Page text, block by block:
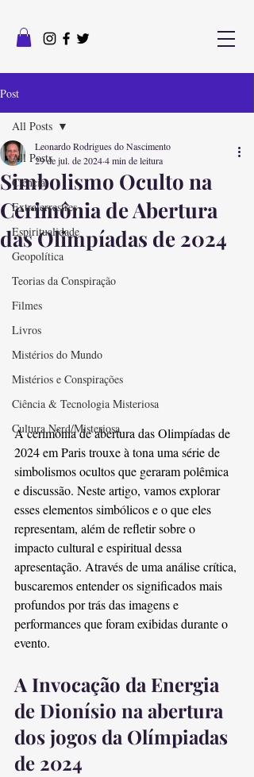
Post
All Posts
Ciência
Extraterrestres
Espiritualidade
Geopolítica
Teorias da Conspiração
Filmes
Livros
Mistérios do Mundo
Mistérios e Conspirações
Ciência & Tecnologia Misteriosa
Cultura Nerd/Misteriosa
All Posts
Simbolismo Oculto na
Cerimônia de Abertura
das Olimpíadas de 2024
Leonardo Rodrigues do Nascimento
29 de jul. de 20244 min de leitura
A cerimônia de abertura das Olimpíadas de
2024 em Paris trouxe à tona uma série de
simbolismos ocultos que geraram polêmica
e discussão. Neste artigo, vamos explorar
esses elementos simbólicos e o que eles
representam, além de refletir sobre o
impacto cultural e espiritual dessa
apresentação. Através de uma análise crítica,
buscaremos entender os significados mais
profundos por trás das imagens e
performances que foram exibidas durante o
evento.
A Invocação da Energia
de Dionísio na abertura
dos jogos da Olímpiadas
de 2024